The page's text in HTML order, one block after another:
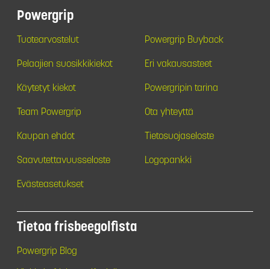
Powergrip
Tuotearvostelut Powergrip Buyback
Pelaajien suosikkikiekot Eri vakausasteet
Käytetyt kiekot Powergripin tarina
Team Powergrip Ota yhteyttä
Kaupan ehdot Tietosuojaseloste
Saavutettavuusseloste Logopankki
Evästeasetukset
Tietoa frisbeegolfista
Powergrip Blog